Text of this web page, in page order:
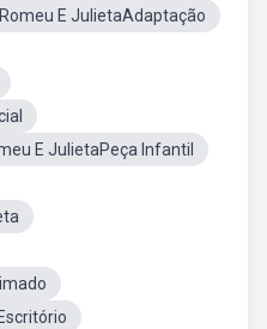
Romeu E JulietaAdaptação
E JulietaPeça Infantil